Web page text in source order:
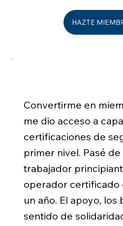
Convertirme en
me dio acceso a
certificaciones de
primer nivel. Pasé
trabajador
operador certificado
un año. El apoyo, los
sentido de
HAZTE